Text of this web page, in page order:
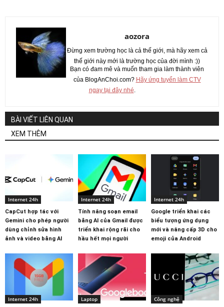
aozora
Đừng xem trường học là cả thế giới, mà hãy xem cả
thế giới này mới là trường học của đời mình :))
Bạn có đam mê và muốn tham gia làm thành viên
của BlogAnChoi.com? Hãy ứng tuyển làm CTV
ngay tại đây nhé
BÀI VIẾT LIÊN QUAN
XEM THÊM
Internet 24h
CapCut hợp tác với
Gemini cho phép người
dùng chỉnh sửa hình
ảnh và video bằng AI
Internet 24h
Tính năng soạn email
bằng AI của Gmail được
triển khai rộng rãi cho
hầu hết mọi người
Internet 24h
Google triển khai các
biểu tượng ứng dụng
mới và nâng cấp 3D cho
emoji của Android
Internet 24h Laptop Công nghệ